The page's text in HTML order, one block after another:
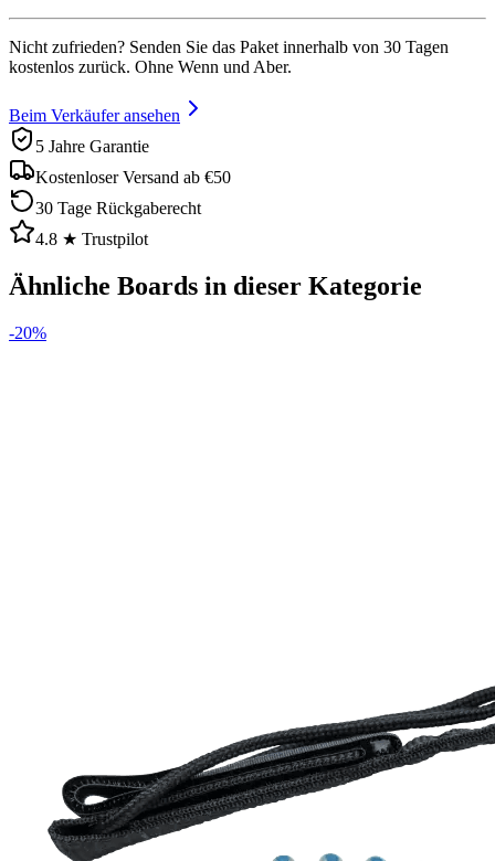
Nicht zufrieden? Senden Sie das Paket innerhalb von 30 Tagen
kostenlos zurück. Ohne Wenn und Aber.
Beim Verkäufer ansehen
5 Jahre Garantie
Kostenloser Versand ab €50
30 Tage Rückgaberecht
4.8 ★ Trustpilot
Ähnliche Boards in dieser Kategorie
-20%